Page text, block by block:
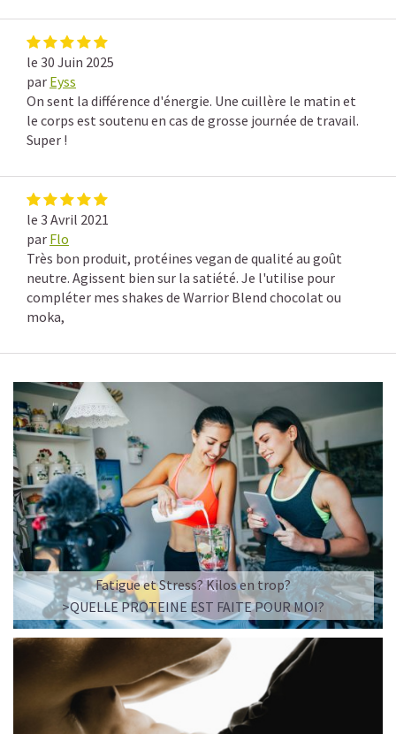
le 30 Juin 2025
par Eyss
On sent la différence d'énergie. Une cuillère le matin et
le corps est soutenu en cas de grosse journée de travail.
Super !
le 3 Avril 2021
par Flo
Très bon produit, protéines vegan de qualité au goût
neutre. Agissent bien sur la satiété. Je l'utilise pour
compléter mes shakes de Warrior Blend chocolat ou
moka,
Fatigue et Stress? Kilos en trop?
>QUELLE PROTEINE EST FAITE POUR MOI?